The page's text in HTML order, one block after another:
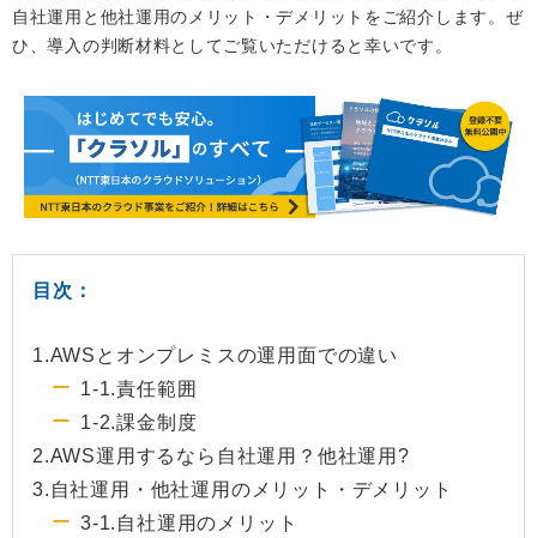
自社運用と他社運用のメリット・デメリットをご紹介します。ぜ
ひ、導入の判断材料としてご覧いただけると幸いです。
目次：
1.AWSとオンプレミスの運用面での違い
1-1.責任範囲
1-2.課金制度
2.AWS運用するなら自社運用？他社運用?
3.自社運用・他社運用のメリット・デメリット
3-1.自社運用のメリット